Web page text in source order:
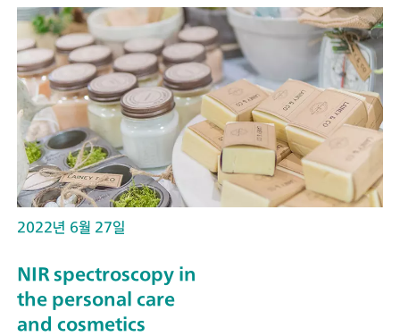
2022년 6월 27일
NIR spectroscopy in
the personal care
and cosmetics